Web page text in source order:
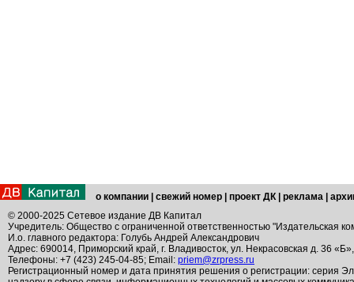
о компании свежий номер проект ДК реклама
© 2000-2025 Сетевое издание ДВ Капитал
Учредитель: Общество с ограниченной ответственностью "Издательская
И.о. главного редактора: Голубь Андрей Александрович
Адрес: 690014, Приморский край, г. Владивосток, ул. Некрасовская д. 36
Телефоны: +7 (423) 245-04-85; Email: priem@zrpress.ru
Регистрационный номер и дата принятия решения о регистрации: серия